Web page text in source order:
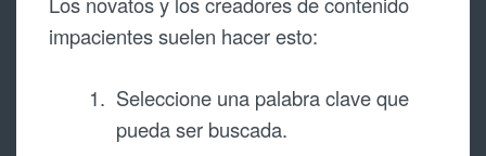
impacientes suelen hacer esto:
Seleccione una palabra clave que
pueda ser buscada.